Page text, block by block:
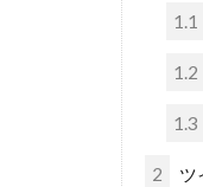
1.1
1.2
1.3
2 ツ